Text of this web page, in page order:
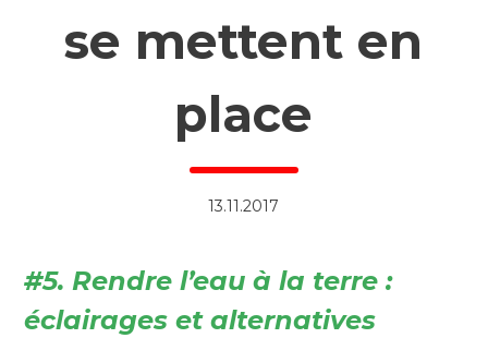
se mettent en
place
13.11.2017
#5. Rendre l’eau à la terre :
éclairages et alternatives